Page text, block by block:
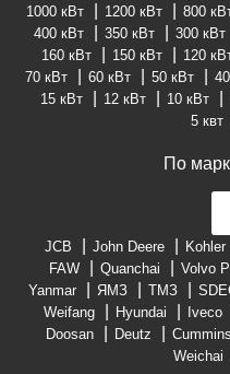
1000 кВт
1200 кВт 800
400 кВт
350 кВт 300 кВт
160 кВт
150 кВт 120
70 кВт
60 кВт 50 кВт
15 кВт
12 кВт 10 кВт
5 квт
По
JCB John Deere Kohler
FAW
Quanchai Volvo
Yanmar
ЯМЗ ТМЗ
Weifang
Hyundai Iveco
Doosan
Deutz Cummins
Weichai